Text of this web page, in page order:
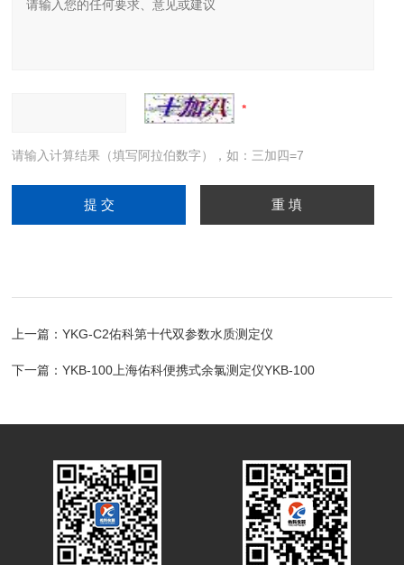
请输入计算结果（填写阿拉伯数字），如：三加四=7
上一篇：YKG-C2佑科第十代双参数水质测定仪
下一篇：YKB-100上海佑科便携式余氯测定仪YKB-100